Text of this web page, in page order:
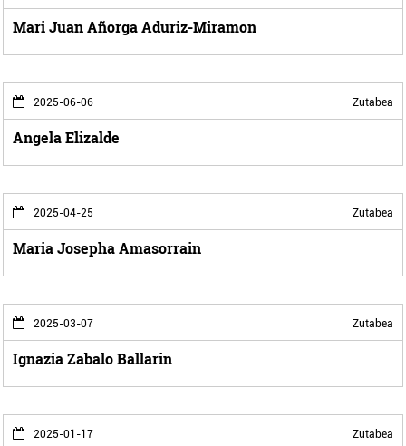
Mari Juan Añorga Aduriz-Miramon
2025-06-06 Zutabea
Angela Elizalde
2025-04-25 Zutabea
Maria Josepha Amasorrain
2025-03-07 Zutabea
Ignazia Zabalo Ballarin
2025-01-17 Zutabea